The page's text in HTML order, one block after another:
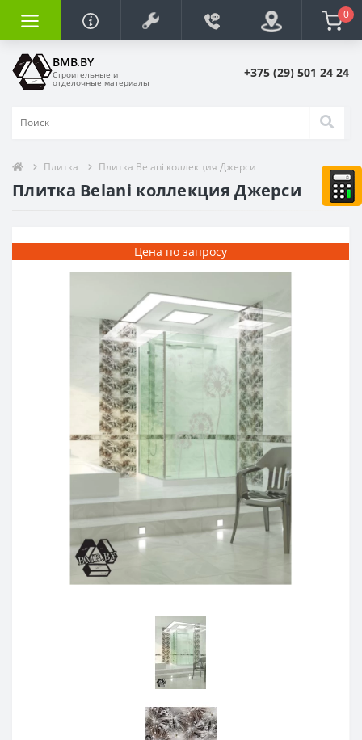
0
BMB.BY
Строительные и
отделочные материалы
+375 (29) 501 24 24
Плитка Плитка Belani коллекция Джерси
Плитка Belani коллекция Джерси
Цена по запросу